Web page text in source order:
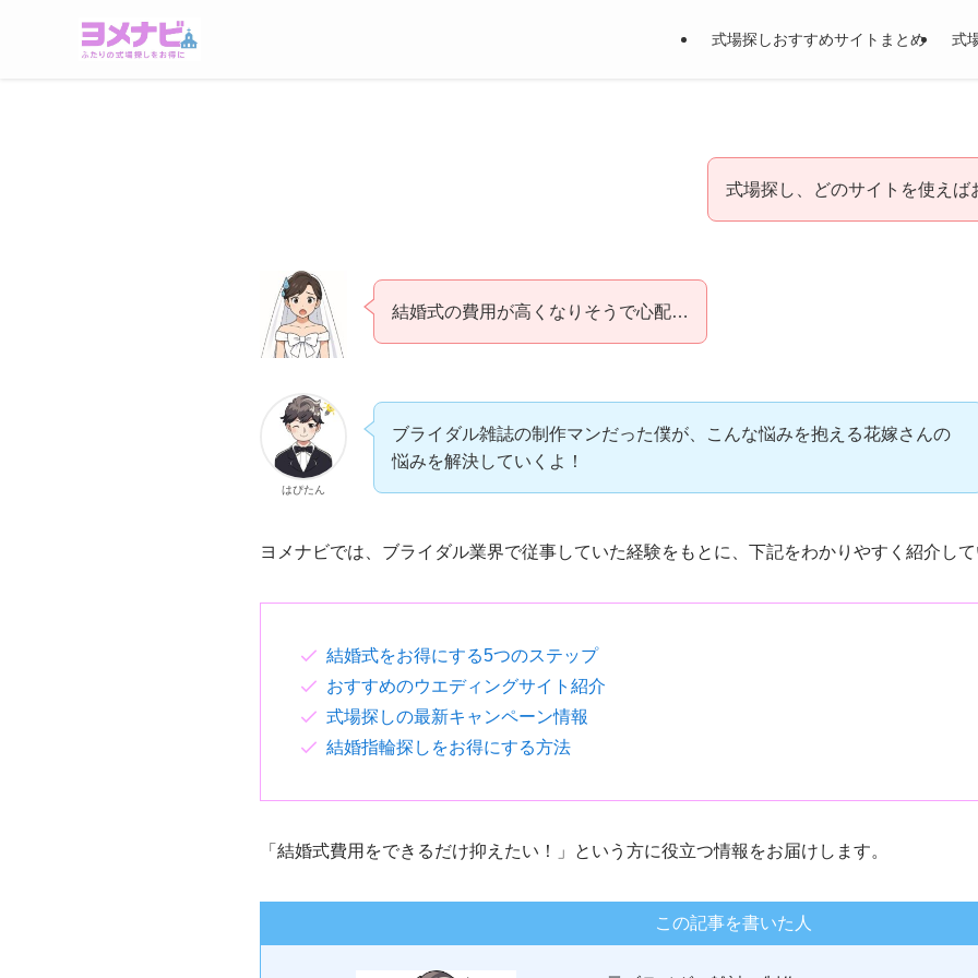
式場探しおすすめサイトまとめ 式
式場探し、どのサイトを使えば
結婚式の費用が高くなりそうで心配…
はぴたん
ブライダル雑誌の制作マンだった僕が、こんな悩みを抱える花嫁さんの
悩みを解決していくよ！
ヨメナビでは、ブライダル業界で従事していた経験をもとに、下記をわかりやすく紹介し
結婚式をお得にする5つのステップ
おすすめのウエディングサイト紹介
式場探しの最新キャンペーン情報
結婚指輪探しをお得にする方法
「結婚式費用をできるだけ抑えたい！」という方に役立つ情報をお届けします。
この記事を書いた人